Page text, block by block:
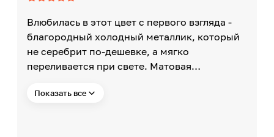
Влюбилась в этот цвет с первого взгляда -
благородный холодный металлик, который
не серебрит по-дешевке, а мягко
переливается при свете. Матовая
отпечатков пальцев и разводов, даже после
Показать все